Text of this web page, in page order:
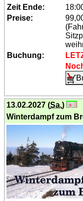
Zeit Ende:
Preise:
Buchung:
13.02.2027 (Sa.)
Winterdampf zum